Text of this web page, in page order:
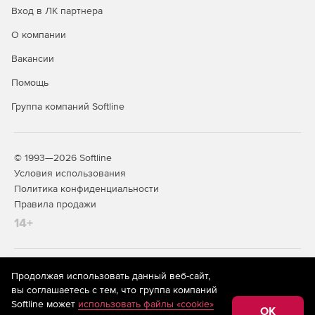
совместимых с конкретной платформой.
Burstek LogAnalyzer предоставляет возможность
генерирования подробных отчетов на уровне всего
или отдельного пользователя:
Итоговый отчет о работе предприятия.
Отчет по результатам аудита пользователей.
Вход в ЛК партнера
О компании
Вакансии
Помощь
Группа компаний Softline
© 1993—2026 Softline
Условия использования
Политика конфиденциальности
Правила продажи
14+
На информационном ресурсе store.softline.ru применяются
рекомендательные технологии
(информационные технологии
предоставления информации на основе сбора,
систематизации и анализа сведений, относящихся к
Продолжая использовать данный веб-сайт,
вы соглашаетесь с тем, что группа компаний
Softline может использовать файлы «cookie»
OK